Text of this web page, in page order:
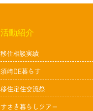
活動紹介
移住相談実績
須崎DE暮らす
移住定住交流祭
すさき暮らしツアー